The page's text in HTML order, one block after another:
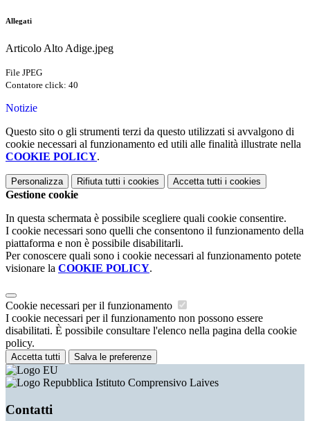
Allegati
Articolo Alto Adige.jpeg
File JPEG
Contatore click: 40
Notizie
Questo sito o gli strumenti terzi da questo utilizzati si avvalgono di
cookie necessari al funzionamento ed utili alle finalità illustrate nella
COOKIE POLICY.
Personalizza Rifiuta tutti i cookies Accetta tutti i cookies
Gestione cookie
In questa schermata è possibile scegliere quali cookie consentire.
I cookie necessari sono quelli che consentono il funzionamento della
piattaforma e non è possibile disabilitarli.
Per conoscere quali sono i cookie necessari al funzionamento potete
visionare la COOKIE POLICY.
Cookie necessari per il funzionamento
I cookie necessari per il funzionamento non possono essere
disabilitati. È possibile consultare l'elenco nella pagina della cookie
policy.
Accetta tutti Salva le preferenze
Istituto Comprensivo Laives
Contatti